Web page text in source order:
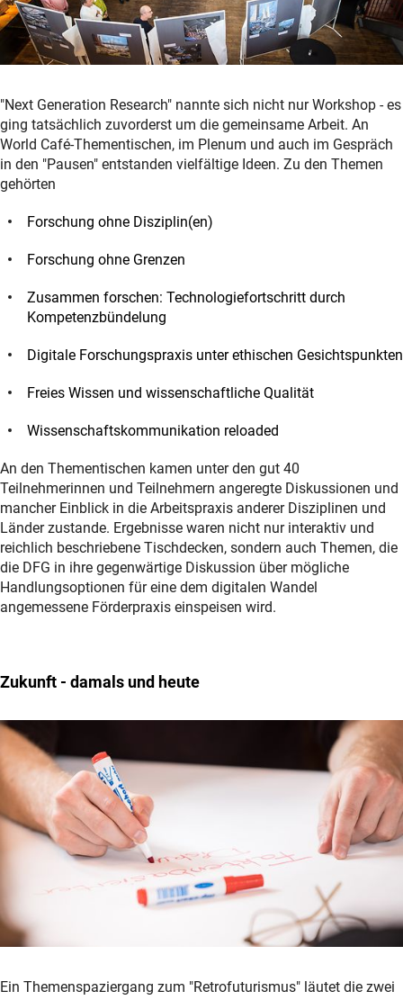
"Next Generation Research" nannte sich nicht nur Workshop - es
ging tatsächlich zuvorderst um die gemeinsame Arbeit. An
World Café-Thementischen, im Plenum und auch im Gespräch
in den "Pausen" entstanden vielfältige Ideen. Zu den Themen
gehörten
Forschung ohne Disziplin(en)
Forschung ohne Grenzen
Zusammen forschen: Technologiefortschritt durch
Kompetenzbündelung
Digitale Forschungspraxis unter ethischen Gesichtspunkten
Freies Wissen und wissenschaftliche Qualität
Wissenschaftskommunikation reloaded
An den Thementischen kamen unter den gut 40
Teilnehmerinnen und Teilnehmern angeregte Diskussionen und
mancher Einblick in die Arbeitspraxis anderer Disziplinen und
Länder zustande. Ergebnisse waren nicht nur interaktiv und
reichlich beschriebene Tischdecken, sondern auch Themen, die
die DFG in ihre gegenwärtige Diskussion über mögliche
Handlungsoptionen für eine dem digitalen Wandel
angemessene Förderpraxis einspeisen wird.
Zukunft - damals und heute
Ein Themenspaziergang zum "Retrofuturismus" läutet die zwei